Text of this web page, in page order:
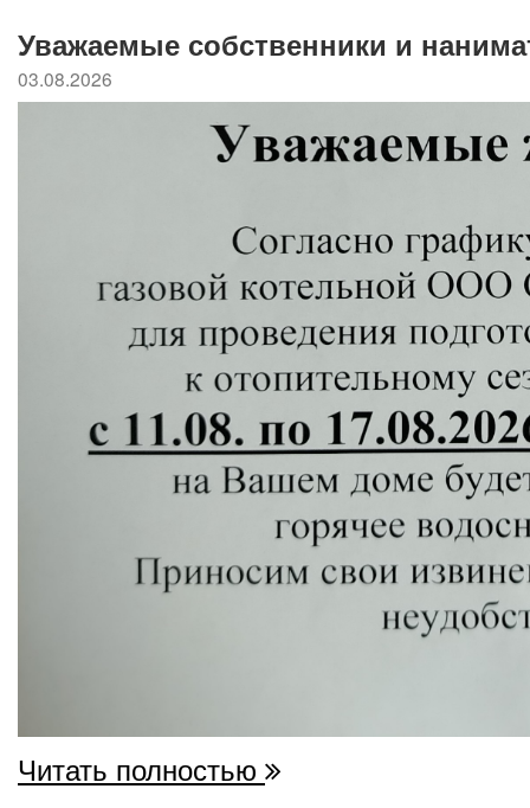
Уважаемые собственники и
03.08.2026
Читать полностью